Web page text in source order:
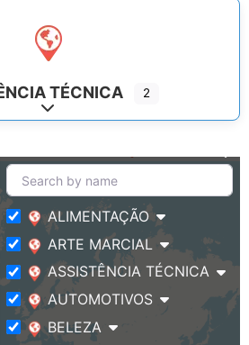
TÉCNICA 2
Expand sub-categories
ALIMENTAÇÃO
ARTE MARCIAL
ASSISTÊNCIA TÉCNICA
AUTOMOTIVOS
BELEZA